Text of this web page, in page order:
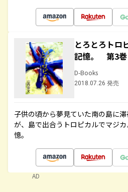
とろとろト
記憶。 第3巻
D-Books
2018.07.26 発売
子供の頃から夢見ていた南の島に
が、島で出合うトロピカルでマジ
憶。
AD